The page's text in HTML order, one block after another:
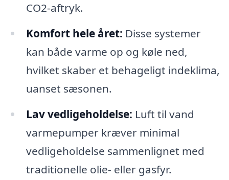
CO2-aftryk.
Komfort hele året: Disse systemer
kan både varme op og køle ned,
hvilket skaber et behageligt indeklima,
uanset sæsonen.
Lav vedligeholdelse: Luft til vand
varmepumper kræver minimal
vedligeholdelse sammenlignet med
traditionelle olie- eller gasfyr.